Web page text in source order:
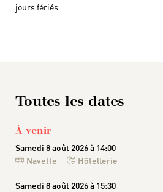
jours fériés
Toutes les dates
À venir
Samedi 8 août 2026 à 14:00
Navette
Hôtellerie
Samedi 8 août 2026 à 15:30